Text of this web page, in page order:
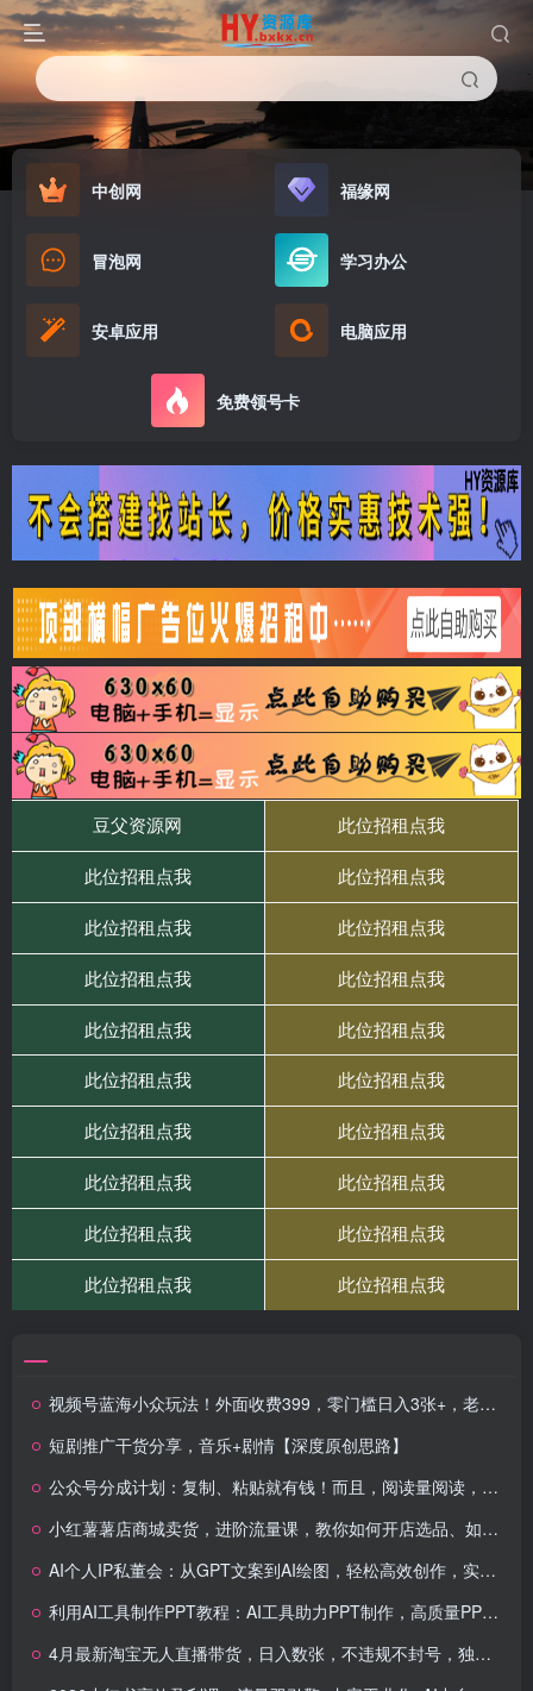
中创网 福缘网
冒泡网 学习办公
安卓应用 电脑应用
免费领号卡
视频号蓝海小众玩法！外面收费399，零门槛日入3张+，老少皆宜
短剧推广干货分享，音乐+剧情【深度原创思路】
公众号分成计划：复制、粘贴就有钱！而且，阅读量阅读，收益越高！
小红薯薯店商城卖货，进阶流量课，教你如何开店选品、如何系统引流，实现快速卖货变现
AI个人IP私董会：从GPT文案到AI绘图，轻松高效创作，实现商业变现加速
利用AI工具制作PPT教程：AI工具助力PPT制作，高质量PPT一分钟搞定
4月最新淘宝无人直播带货，日入数张，不违规不封号，独家技术，操作简单